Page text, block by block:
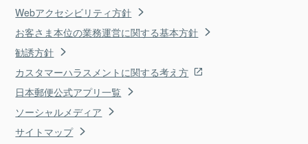
Webアクセシビリティ方針
お客さま本位の業務運営に関する基本方針
勧誘方針
カスタマーハラスメントに関する考え方
日本郵便公式アプリ一覧
ソーシャルメディア
サイトマップ